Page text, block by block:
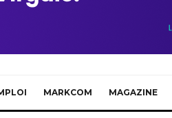
MARKCOM MAGAZINE